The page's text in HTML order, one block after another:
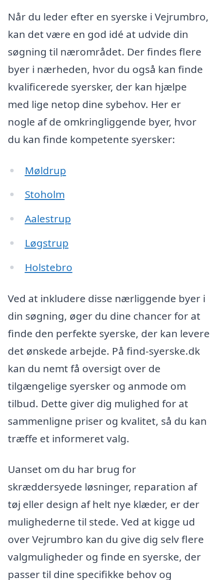
Når du leder efter en syerske i Vejrumbro,
kan det være en god idé at udvide din
søgning til nærområdet. Der findes flere
byer i nærheden, hvor du også kan finde
kvalificerede syersker, der kan hjælpe
med lige netop dine sybehov. Her er
nogle af de omkringliggende byer, hvor
du kan finde kompetente syersker:
Møldrup
Stoholm
Aalestrup
Løgstrup
Holstebro
Ved at inkludere disse nærliggende byer i
din søgning, øger du dine chancer for at
finde den perfekte syerske, der kan levere
det ønskede arbejde. På find-syerske.dk
kan du nemt få oversigt over de
tilgængelige syersker og anmode om
tilbud. Dette giver dig mulighed for at
sammenligne priser og kvalitet, så du kan
træffe et informeret valg.
Uanset om du har brug for
skræddersyede løsninger, reparation af
tøj eller design af helt nye klæder, er der
mulighederne til stede. Ved at kigge ud
over Vejrumbro kan du give dig selv flere
valgmuligheder og finde en syerske, der
passer til dine specifikke behov og